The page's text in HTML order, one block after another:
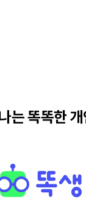
게 살펴보겠습니다. 간혹 청산가치에
쉽게 말하면 내 재산의
는 똑똑한